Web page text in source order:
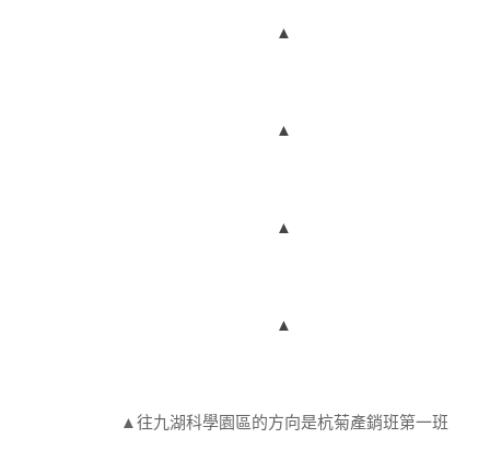
▲
▲
▲
▲
▲往九湖科學園區的方向是杭菊產銷班第一班